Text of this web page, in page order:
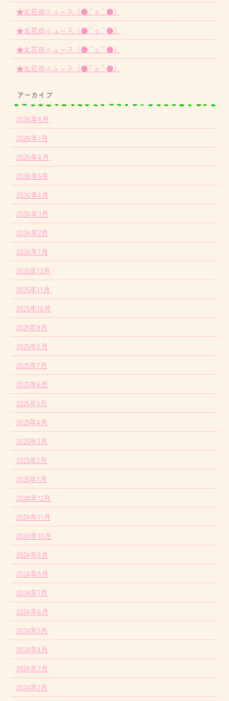
★北花田ニュ～ス（●＾o＾●）
★北花田ニュ～ス（●＾o＾●）
★北花田ニュ～ス（●＾o＾●）
★北花田ニュ～ス（●＾o＾●）
アーカイブ
2026年8月
2026年7月
2026年6月
2026年5月
2026年4月
2026年3月
2026年2月
2026年1月
2025年12月
2025年11月
2025年10月
2025年9月
2025年8月
2025年7月
2025年6月
2025年5月
2025年4月
2025年3月
2025年2月
2025年1月
2024年12月
2024年11月
2024年10月
2024年9月
2024年8月
2024年7月
2024年6月
2024年5月
2024年4月
2024年3月
2024年2月